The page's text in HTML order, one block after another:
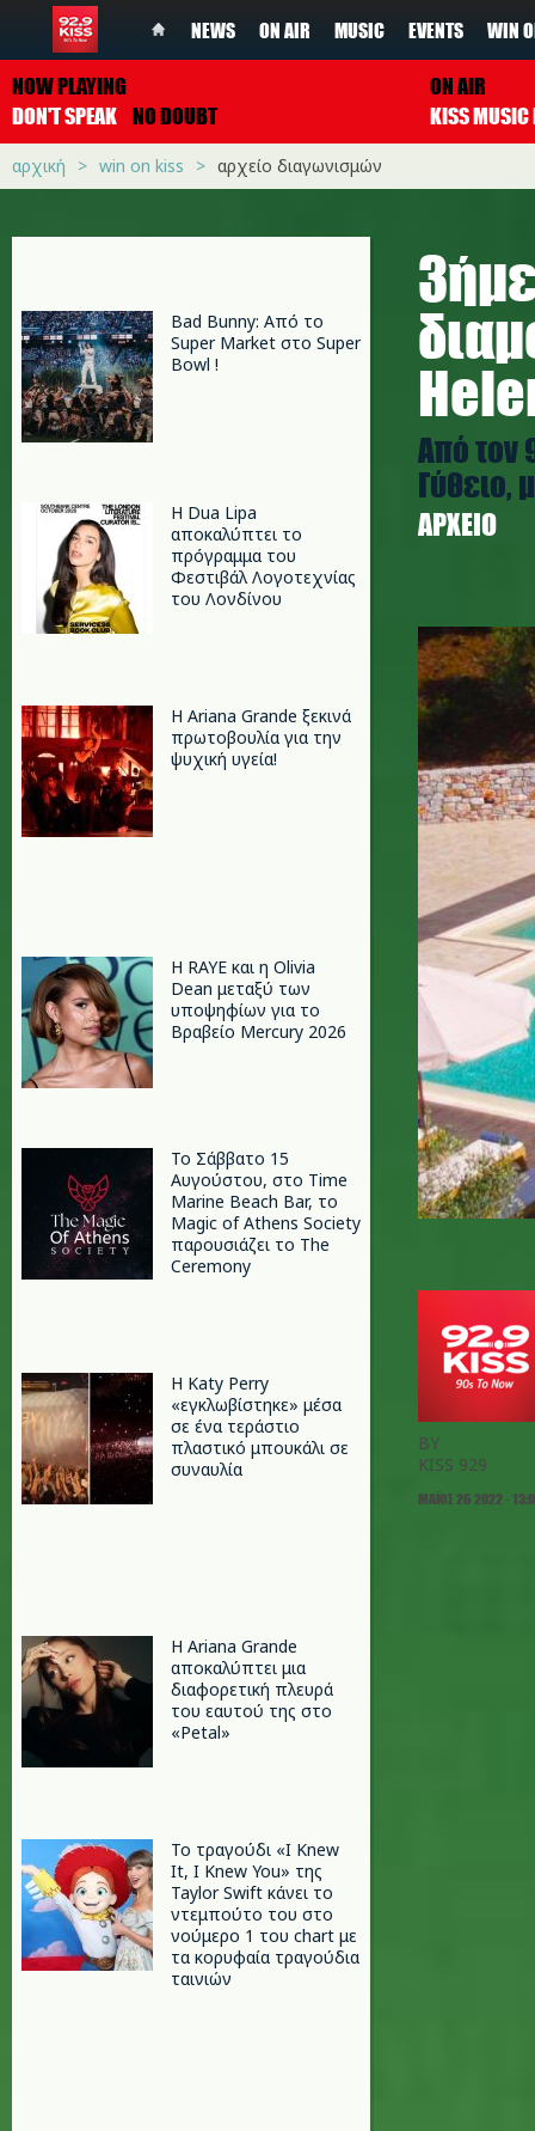
NEWS ON AIR MUSIC EVENTS WIN
NOW PLAYING
DON'T SPEAK NO DOUBT
ON AIR
αρχική win on kiss αρχείο διαγωνισμών
Bad Bunny: Από το
Super Market στο Super
Bowl !
Η Dua Lipa
αποκαλύπτει το
πρόγραμμα του
Φεστιβάλ Λογοτεχνίας
του Λονδίνου
Η Ariana Grande ξεκινά
πρωτοβουλία για την
ψυχική υγεία!
Η RAYE και η Olivia
Dean μεταξύ των
υποψηφίων για το
Βραβείο Mercury 2026
Το Σάββατο 15
Αυγούστου, στο Time
Marine Beach Bar, το
Magic of Athens Society
παρουσιάζει το The
Ceremony
H Katy Perry
«εγκλωβίστηκε» μέσα
σε ένα τεράστιο
πλαστικό μπουκάλι σε
συναυλία
Η Ariana Grande
αποκαλύπτει μια
διαφορετική πλευρά
του εαυτού της στο
«Petal»
Το τραγούδι «I Knew
It, I Knew You» της
Taylor Swift κάνει το
ντεμπούτο του στο
νούμερο 1 του chart με
τα κορυφαία τραγούδια
ταινιών
Από τον
Γύθειο,
ΑΡΧΕΊΟ
1.jpg
BY
KISS 929
ΜΆΙΟΣ 26 2022 -